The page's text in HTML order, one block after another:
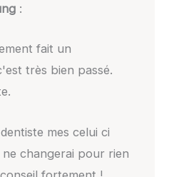
:
fait un
très bien passé.
mes celui ci
changerai pour rien